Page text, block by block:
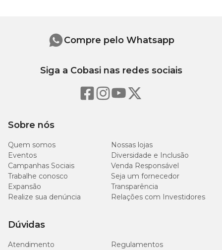
Cães Adultos Frango e Salmão
(não transgênico), ovo em pó, grão de sorgo, quirera de arroz,
aveia, fibra de cana-de-açúcar, polpa desidratada de beterraba,
de sódio, sulfato de condroitina, sulfato de glicosamina,
antioxidante natural (concentrado de tocoferóis, extrato de alecrim,
bentonita, extrato de yucca (0,06%), hexametafosfato de sódio,
hidrolisado de fígado de aves e suíno, L-carnitina, parede celular de
vitamina B5, vitamina B6, vitamina B7, vitamina B9, vitamina
B12, vitamina C, cloreto de colina, vitamina D3, vitamina E,
vitamina K3, ferro aminoácido quelato, iodato de cálcio, manganês
aminoácido quelato, selenometionina hidroxi análoga, sulfato de
cobre pentahidratado, sulfato de ferro, sulfato de manganês,
sulfato de zinco monohidratado, zinco aminoácido quelato.
Light Cães Adultos Frango e Salmão
Sobre nós
Quem somos
Nossas lojas
Eventos
Diversidade e Inclusão
Campanhas Sociais
Venda Responsável
Trabalhe conosco
Seja um fornecedor
Expansão
Transparência
Realize sua denúncia
Relações com Investidores
Dúvidas
Atendimento
Regulamentos
Compre pelo Whatsapp
Siga a Cobasi nas redes sociais